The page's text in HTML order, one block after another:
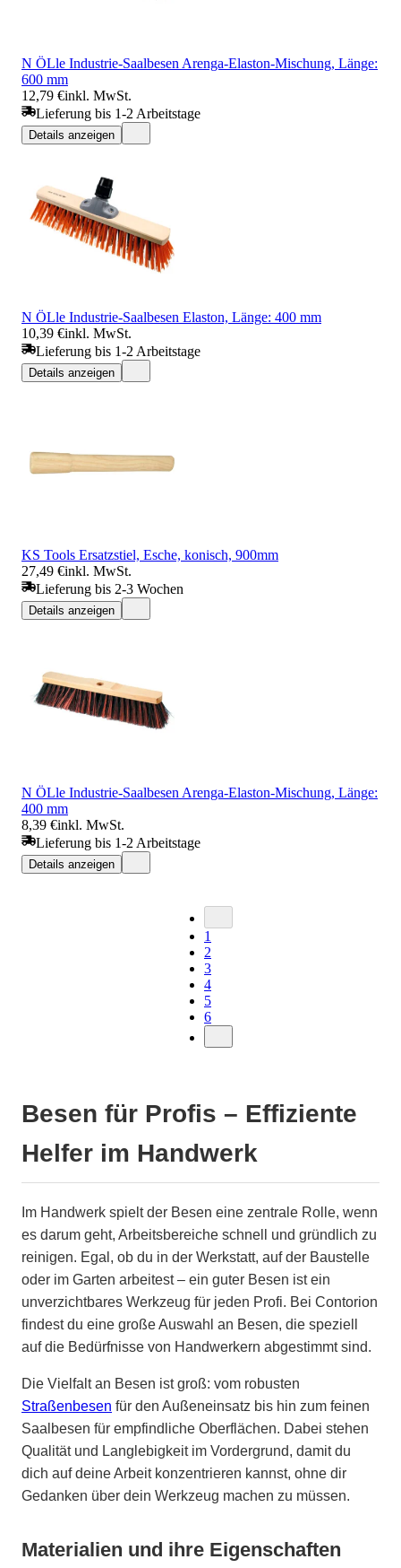
N ÖLle Industrie-Saalbesen Arenga-Elaston-Mischung, Länge:
600 mm
12,79 €inkl. MwSt.
Lieferung bis 1-2 Arbeitstage
Details anzeigen
N ÖLle Industrie-Saalbesen Elaston, Länge: 400 mm
10,39 €inkl. MwSt.
Lieferung bis 1-2 Arbeitstage
Details anzeigen
KS Tools Ersatzstiel, Esche, konisch, 900mm
27,49 €inkl. MwSt.
Lieferung bis 2-3 Wochen
Details anzeigen
N ÖLle Industrie-Saalbesen Arenga-Elaston-Mischung, Länge:
400 mm
8,39 €inkl. MwSt.
Lieferung bis 1-2 Arbeitstage
Details anzeigen
1
2
3
4
5
6
Besen für Profis – Effiziente
Helfer im Handwerk
Im Handwerk spielt der Besen eine zentrale Rolle, wenn
es darum geht, Arbeitsbereiche schnell und gründlich zu
reinigen. Egal, ob du in der Werkstatt, auf der Baustelle
oder im Garten arbeitest – ein guter Besen ist ein
unverzichtbares Werkzeug für jeden Profi. Bei Contorion
findest du eine große Auswahl an Besen, die speziell
auf die Bedürfnisse von Handwerkern abgestimmt sind.
Die Vielfalt an Besen ist groß: vom robusten
Straßenbesen für den Außeneinsatz bis hin zum feinen
Saalbesen für empfindliche Oberflächen. Dabei stehen
Qualität und Langlebigkeit im Vordergrund, damit du
dich auf deine Arbeit konzentrieren kannst, ohne dir
Gedanken über dein Werkzeug machen zu müssen.
Materialien und ihre Eigenschaften